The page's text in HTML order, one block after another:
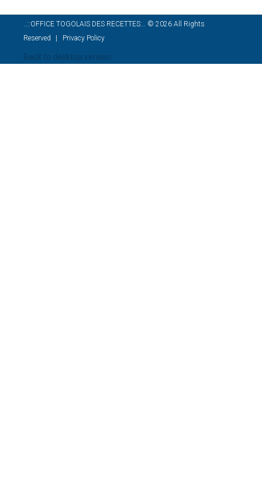
..::OFFICE TOGOLAIS DES RECETTES:.. © 2026 All Rights
Reserved
Privacy Policy
Back to desktop version